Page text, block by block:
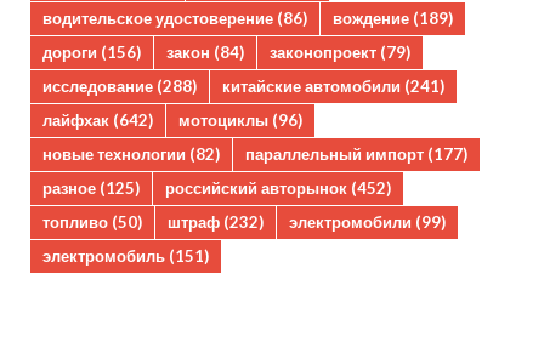
водительское удостоверение (86) вождение (189)
дороги (156) закон (84) законопроект (79)
исследование (288) китайские автомобили (241)
лайфхак (642) мотоциклы (96)
новые технологии (82) параллельный импорт (177)
разное (125) российский авторынок (452)
топливо (50) штраф (232) электромобили (99)
электромобиль (151)